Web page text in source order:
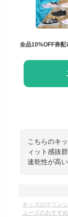
こちらのキ
ィット感抜
速乾性が高
キッズのマリン
ューズのおすす